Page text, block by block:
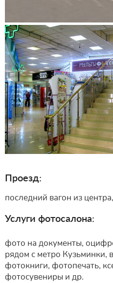
Проезд:
последний вагон из
Услуги фотосалона:
фото на документы,
рядом с метро Кузьминки,
фотокниги, фотопечать,
фотосувениры и др.